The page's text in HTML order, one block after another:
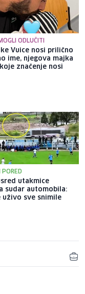
ODLUČITI
Vuice nosi prilično
ime, njegova majka
značenje nosi
PORED
utakmice
sudar automobila:
uživo sve snimile